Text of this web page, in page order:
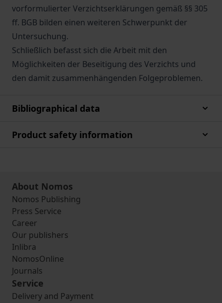
vorformulierter Verzichtserklärungen gemäß §§ 305
ff. BGB bilden einen weiteren Schwerpunkt der
Untersuchung.
Schließlich befasst sich die Arbeit mit den
Möglichkeiten der Beseitigung des Verzichts und
den damit zusammenhängenden Folgeproblemen.
Bibliographical data
Product safety information
About Nomos
Nomos Publishing
Press Service
Career
Our publishers
Inlibra
NomosOnline
Journals
Service
Delivery and Payment